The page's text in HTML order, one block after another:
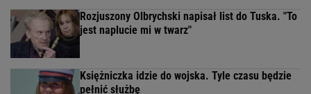
Rozjuszony Olbrychski napisał list do Tuska. "To
jest naplucie mi w twarz"
Księżniczka idzie do wojska. Tyle czasu będzie
pełnić służbę